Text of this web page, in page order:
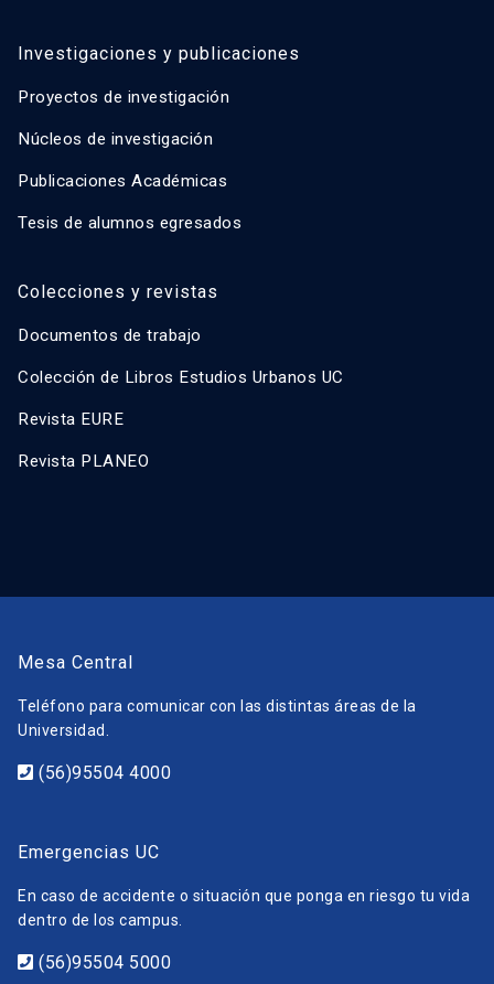
Investigaciones y publicaciones
Proyectos de investigación
Núcleos de investigación
Publicaciones Académicas
Tesis de alumnos egresados
Colecciones y revistas
Documentos de trabajo
Colección de Libros Estudios Urbanos UC
Revista EURE
Revista PLANEO
Mesa Central
Teléfono para comunicar con las distintas áreas de la
Universidad.
(56)95504 4000
Emergencias UC
En caso de accidente o situación que ponga en riesgo tu vida
dentro de los campus.
(56)95504 5000